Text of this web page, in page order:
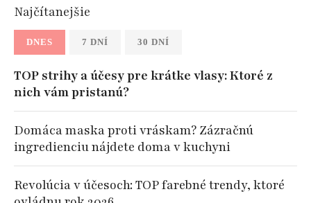
Najčítanejšie
DNES 7 DNÍ 30 DNÍ
TOP strihy a účesy pre krátke vlasy: Ktoré z
nich vám pristanú?
Domáca maska proti vráskam? Zázračnú
ingredienciu nájdete doma v kuchyni
Revolúcia v účesoch: TOP farebné trendy, ktoré